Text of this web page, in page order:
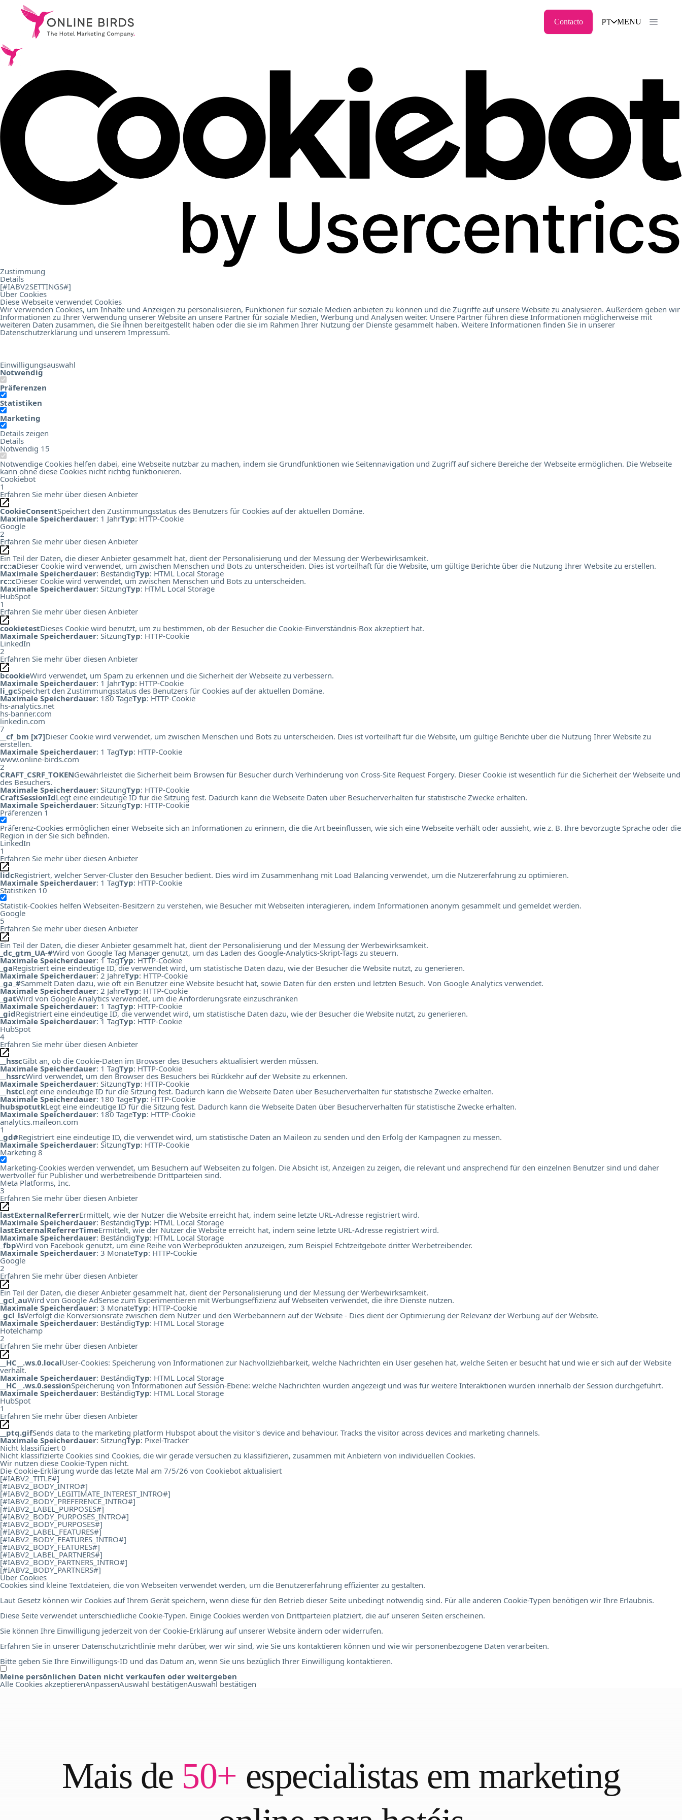
Zustimmung
Details
[#IABV2SETTINGS#]
Über Cookies
Diese Webseite verwendet Cookies
Wir verwenden Cookies, um Inhalte und Anzeigen zu personalisieren, Funktionen für soziale Medien anbieten zu können und die Zugriffe auf unsere Website zu analysieren. Außerdem geben wir
Informationen zu Ihrer Verwendung unserer Website an unsere Partner für soziale Medien, Werbung und Analysen weiter. Unsere Partner führen diese Informationen möglicherweise mit
weiteren Daten zusammen, die Sie ihnen bereitgestellt haben oder die sie im Rahmen Ihrer Nutzung der Dienste gesammelt haben. Weitere Informationen finden Sie in unserer
Datenschutzerklärung und unserem Impressum.
Einwilligungsauswahl
Notwendig
Präferenzen
Statistiken
Marketing
Details zeigen
Details
Notwendig 15
Notwendige Cookies helfen dabei, eine Webseite nutzbar zu machen, indem sie Grundfunktionen wie Seitennavigation und Zugriff auf sichere Bereiche der Webseite ermöglichen. Die Webseite
kann ohne diese Cookies nicht richtig funktionieren.
Cookiebot
1
Erfahren Sie mehr über diesen Anbieter
CookieConsentSpeichert den Zustimmungsstatus des Benutzers für Cookies auf der aktuellen Domäne.
Maximale Speicherdauer: 1 JahrTyp: HTTP-Cookie
Google
2
Erfahren Sie mehr über diesen Anbieter
Ein Teil der Daten, die dieser Anbieter gesammelt hat, dient der Personalisierung und der Messung der Werbewirksamkeit.
rc::aDieser Cookie wird verwendet, um zwischen Menschen und Bots zu unterscheiden. Dies ist vorteilhaft für die Website, um gültige Berichte über die Nutzung Ihrer Website zu erstellen.
Maximale Speicherdauer: BeständigTyp: HTML Local Storage
rc::cDieser Cookie wird verwendet, um zwischen Menschen und Bots zu unterscheiden.
Maximale Speicherdauer: SitzungTyp: HTML Local Storage
HubSpot
1
Erfahren Sie mehr über diesen Anbieter
cookietestDieses Cookie wird benutzt, um zu bestimmen, ob der Besucher die Cookie-Einverständnis-Box akzeptiert hat.
Maximale Speicherdauer: SitzungTyp: HTTP-Cookie
LinkedIn
2
Erfahren Sie mehr über diesen Anbieter
bcookieWird verwendet, um Spam zu erkennen und die Sicherheit der Webseite zu verbessern.
Maximale Speicherdauer: 1 JahrTyp: HTTP-Cookie
li_gcSpeichert den Zustimmungsstatus des Benutzers für Cookies auf der aktuellen Domäne.
Maximale Speicherdauer: 180 TageTyp: HTTP-Cookie
hs-analytics.net
hs-banner.com
linkedin.com
7
__cf_bm [x7]Dieser Cookie wird verwendet, um zwischen Menschen und Bots zu unterscheiden. Dies ist vorteilhaft für die Website, um gültige Berichte über die Nutzung Ihrer Website zu
erstellen.
Maximale Speicherdauer: 1 TagTyp: HTTP-Cookie
www.online-birds.com
2
CRAFT_CSRF_TOKENGewährleistet die Sicherheit beim Browsen für Besucher durch Verhinderung von Cross-Site Request Forgery. Dieser Cookie ist wesentlich für die Sicherheit der Webseite und
des Besuchers.
Maximale Speicherdauer: SitzungTyp: HTTP-Cookie
CraftSessionIdLegt eine eindeutige ID für die Sitzung fest. Dadurch kann die Webseite Daten über Besucherverhalten für statistische Zwecke erhalten.
Maximale Speicherdauer: SitzungTyp: HTTP-Cookie
Präferenzen 1
Präferenz-Cookies ermöglichen einer Webseite sich an Informationen zu erinnern, die die Art beeinflussen, wie sich eine Webseite verhält oder aussieht, wie z. B. Ihre bevorzugte Sprache oder die
Region in der Sie sich befinden.
LinkedIn
1
Erfahren Sie mehr über diesen Anbieter
lidcRegistriert, welcher Server-Cluster den Besucher bedient. Dies wird im Zusammenhang mit Load Balancing verwendet, um die Nutzererfahrung zu optimieren.
Maximale Speicherdauer: 1 TagTyp: HTTP-Cookie
Statistiken 10
Statistik-Cookies helfen Webseiten-Besitzern zu verstehen, wie Besucher mit Webseiten interagieren, indem Informationen anonym gesammelt und gemeldet werden.
Google
5
Erfahren Sie mehr über diesen Anbieter
Ein Teil der Daten, die dieser Anbieter gesammelt hat, dient der Personalisierung und der Messung der Werbewirksamkeit.
_dc_gtm_UA-#Wird von Google Tag Manager genutzt, um das Laden des Google-Analytics-Skript-Tags zu steuern.
Maximale Speicherdauer: 1 TagTyp: HTTP-Cookie
_gaRegistriert eine eindeutige ID, die verwendet wird, um statistische Daten dazu, wie der Besucher die Website nutzt, zu generieren.
Maximale Speicherdauer: 2 JahreTyp: HTTP-Cookie
_ga_#Sammelt Daten dazu, wie oft ein Benutzer eine Website besucht hat, sowie Daten für den ersten und letzten Besuch. Von Google Analytics verwendet.
Maximale Speicherdauer: 2 JahreTyp: HTTP-Cookie
_gatWird von Google Analytics verwendet, um die Anforderungsrate einzuschränken
Maximale Speicherdauer: 1 TagTyp: HTTP-Cookie
_gidRegistriert eine eindeutige ID, die verwendet wird, um statistische Daten dazu, wie der Besucher die Website nutzt, zu generieren.
Maximale Speicherdauer: 1 TagTyp: HTTP-Cookie
HubSpot
4
Erfahren Sie mehr über diesen Anbieter
__hsscGibt an, ob die Cookie-Daten im Browser des Besuchers aktualisiert werden müssen.
Maximale Speicherdauer: 1 TagTyp: HTTP-Cookie
__hssrcWird verwendet, um den Browser des Besuchers bei Rückkehr auf der Website zu erkennen.
Maximale Speicherdauer: SitzungTyp: HTTP-Cookie
__hstcLegt eine eindeutige ID für die Sitzung fest. Dadurch kann die Webseite Daten über Besucherverhalten für statistische Zwecke erhalten.
Maximale Speicherdauer: 180 TageTyp: HTTP-Cookie
hubspotutkLegt eine eindeutige ID für die Sitzung fest. Dadurch kann die Webseite Daten über Besucherverhalten für statistische Zwecke erhalten.
Maximale Speicherdauer: 180 TageTyp: HTTP-Cookie
analytics.maileon.com
1
_gd#Registriert eine eindeutige ID, die verwendet wird, um statistische Daten an Maileon zu senden und den Erfolg der Kampagnen zu messen.
Maximale Speicherdauer: SitzungTyp: HTTP-Cookie
Marketing 8
Marketing-Cookies werden verwendet, um Besuchern auf Webseiten zu folgen. Die Absicht ist, Anzeigen zu zeigen, die relevant und ansprechend für den einzelnen Benutzer sind und daher
wertvoller für Publisher und werbetreibende Drittparteien sind.
Meta Platforms, Inc.
3
Erfahren Sie mehr über diesen Anbieter
lastExternalReferrerErmittelt, wie der Nutzer die Website erreicht hat, indem seine letzte URL-Adresse registriert wird.
Maximale Speicherdauer: BeständigTyp: HTML Local Storage
lastExternalReferrerTimeErmittelt, wie der Nutzer die Website erreicht hat, indem seine letzte URL-Adresse registriert wird.
Maximale Speicherdauer: BeständigTyp: HTML Local Storage
_fbpWird von Facebook genutzt, um eine Reihe von Werbeprodukten anzuzeigen, zum Beispiel Echtzeitgebote dritter Werbetreibender.
Maximale Speicherdauer: 3 MonateTyp: HTTP-Cookie
Google
2
Erfahren Sie mehr über diesen Anbieter
Ein Teil der Daten, die dieser Anbieter gesammelt hat, dient der Personalisierung und der Messung der Werbewirksamkeit.
_gcl_auWird von Google AdSense zum Experimentieren mit Werbungseffizienz auf Webseiten verwendet, die ihre Dienste nutzen.
Maximale Speicherdauer: 3 MonateTyp: HTTP-Cookie
_gcl_lsVerfolgt die Konversionsrate zwischen dem Nutzer und den Werbebannern auf der Website - Dies dient der Optimierung der Relevanz der Werbung auf der Website.
Maximale Speicherdauer: BeständigTyp: HTML Local Storage
Hotelchamp
2
Erfahren Sie mehr über diesen Anbieter
__HC__.ws.0.localUser-Cookies: Speicherung von Informationen zur Nachvollziehbarkeit, welche Nachrichten ein User gesehen hat, welche Seiten er besucht hat und wie er sich auf der Website
verhält.
Maximale Speicherdauer: BeständigTyp: HTML Local Storage
__HC__.ws.0.sessionSpeicherung von Informationen auf Session-Ebene: welche Nachrichten wurden angezeigt und was für weitere Interaktionen wurden innerhalb der Session durchgeführt.
Maximale Speicherdauer: BeständigTyp: HTML Local Storage
HubSpot
1
Erfahren Sie mehr über diesen Anbieter
__ptq.gifSends data to the marketing platform Hubspot about the visitor's device and behaviour. Tracks the visitor across devices and marketing channels.
Maximale Speicherdauer: SitzungTyp: Pixel-Tracker
Nicht klassifiziert 0
Nicht klassifizierte Cookies sind Cookies, die wir gerade versuchen zu klassifizieren, zusammen mit Anbietern von individuellen Cookies.
Wir nutzen diese Cookie-Typen nicht.
Die Cookie-Erklärung wurde das letzte Mal am 7/5/26 von Cookiebot aktualisiert
[#IABV2_TITLE#]
[#IABV2_BODY_INTRO#]
[#IABV2_BODY_LEGITIMATE_INTEREST_INTRO#]
[#IABV2_BODY_PREFERENCE_INTRO#]
[#IABV2_LABEL_PURPOSES#]
[#IABV2_BODY_PURPOSES_INTRO#]
[#IABV2_BODY_PURPOSES#]
[#IABV2_LABEL_FEATURES#]
[#IABV2_BODY_FEATURES_INTRO#]
[#IABV2_BODY_FEATURES#]
[#IABV2_LABEL_PARTNERS#]
[#IABV2_BODY_PARTNERS_INTRO#]
[#IABV2_BODY_PARTNERS#]
Über Cookies
Cookies sind kleine Textdateien, die von Webseiten verwendet werden, um die Benutzererfahrung effizienter zu gestalten.
Laut Gesetz können wir Cookies auf Ihrem Gerät speichern, wenn diese für den Betrieb dieser Seite unbedingt notwendig sind. Für alle anderen Cookie-Typen benötigen wir Ihre Erlaubnis.
Diese Seite verwendet unterschiedliche Cookie-Typen. Einige Cookies werden von Drittparteien platziert, die auf unseren Seiten erscheinen.
Sie können Ihre Einwilligung jederzeit von der Cookie-Erklärung auf unserer Website ändern oder widerrufen.
Erfahren Sie in unserer Datenschutzrichtlinie mehr darüber, wer wir sind, wie Sie uns kontaktieren können und wie wir personenbezogene Daten verarbeiten.
Bitte geben Sie Ihre Einwilligungs-ID und das Datum an, wenn Sie uns bezüglich Ihrer Einwilligung kontaktieren.
Meine persönlichen Daten nicht verkaufen oder weitergeben
Alle Cookies akzeptierenAnpassenAuswahl bestätigenAuswahl bestätigen
Contacto PT MENU
Serviços.
Referências .
Sobre nós.
Carreira
Contacto
Online Birds EducationHotel Digital Score Branchenreport Österreich 2023
Mais de 50+ especialistas em marketing